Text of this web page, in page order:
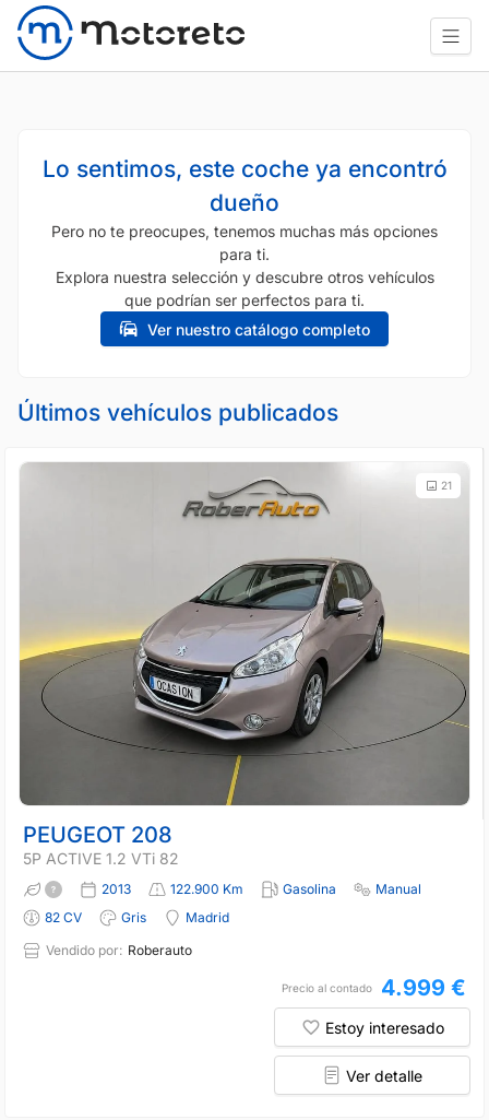
Lo sentimos, este coche ya encontró
dueño
Pero no te preocupes, tenemos muchas más opciones
para ti.
Explora nuestra selección y descubre otros vehículos
que podrían ser perfectos para ti.
Ver nuestro catálogo completo
Últimos vehículos publicados
21
PEUGEOT 208
5P ACTIVE 1.2 VTi 82
2013 122.900 Km Gasolina
Manual
82 CV
Gris
Madrid
Vendido por: Roberauto
Precio al contado 4.999 €
Estoy interesado
Ver detalle